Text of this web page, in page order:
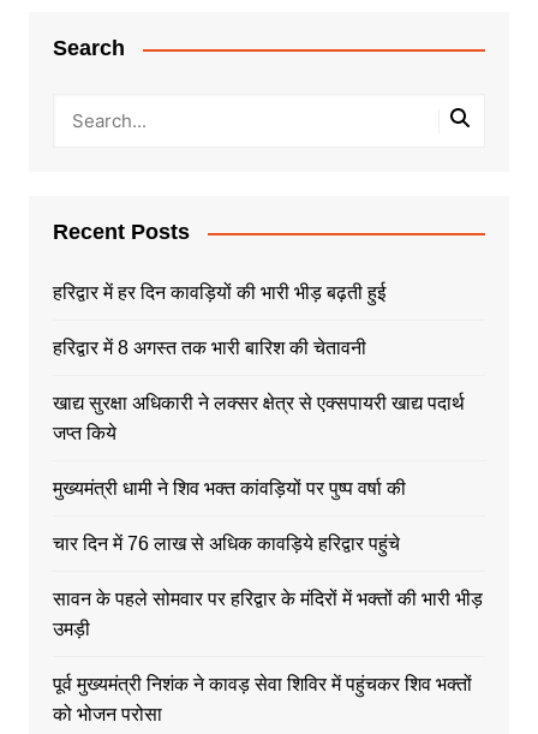
Search
Recent Posts
हरिद्वार में हर दिन कावड़ियों की भारी भीड़ बढ़ती हुई
हरिद्वार में 8 अगस्त तक भारी बारिश की चेतावनी
खाद्य सुरक्षा अधिकारी ने लक्सर क्षेत्र से एक्सपायरी खाद्य पदार्थ
जप्त किये
मुख्यमंत्री धामी ने शिव भक्त कांवड़ियों पर पुष्प वर्षा की
चार दिन में 76 लाख से अधिक कावड़िये हरिद्वार पहुंचे
सावन के पहले सोमवार पर हरिद्वार के मंदिरों में भक्तों की भारी भीड़
उमड़ी
पूर्व मुख्यमंत्री निशंक ने कावड़ सेवा शिविर में पहुंचकर शिव भक्तों
को भोजन परोसा